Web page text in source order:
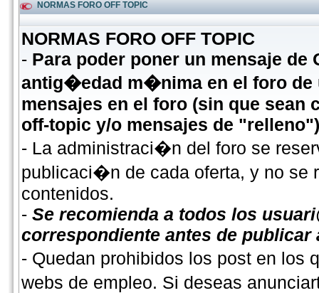
NORMAS FORO OFF TOPIC
NORMAS FORO OFF TOPIC
- Para poder poner un mensaje de
antig�edad m�nima en el foro
mensajes en el foro (sin que
off-topic y/o mensajes de
- La administraci�n del foro se
publicaci�n de cada oferta, y no
contenidos.
- Se recomienda a todos los
correspondiente antes de publicar
- Quedan prohibidos los post en
webs de empleo. Si deseas